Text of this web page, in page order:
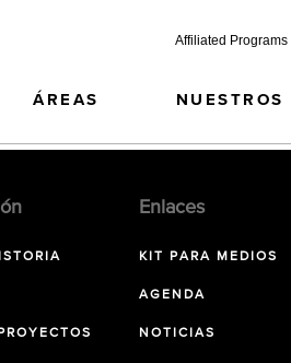
Affiliated Programs
ÁREAS NUESTROS
Enlaces
KIT PARA MEDIOS
AGENDA
NOTICIAS